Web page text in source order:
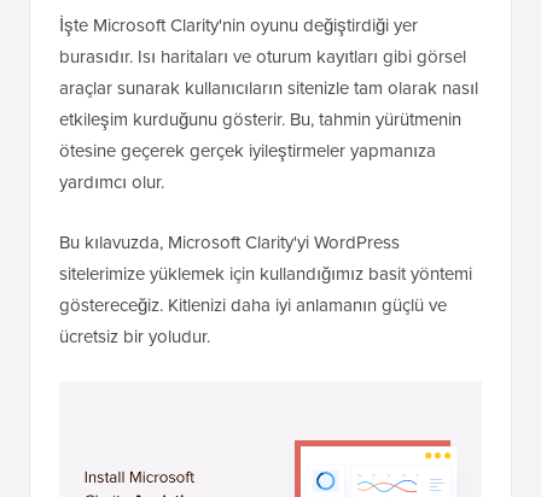
İşte Microsoft Clarity'nin oyunu değiştirdiği yer
burasıdır. Isı haritaları ve oturum kayıtları gibi görsel
araçlar sunarak kullanıcıların sitenizle tam olarak nasıl
etkileşim kurduğunu gösterir. Bu, tahmin yürütmenin
ötesine geçerek gerçek iyileştirmeler yapmanıza
yardımcı olur.
Bu kılavuzda, Microsoft Clarity'yi WordPress
sitelerimize yüklemek için kullandığımız basit yöntemi
göstereceğiz. Kitlenizi daha iyi anlamanın güçlü ve
ücretsiz bir yoludur.